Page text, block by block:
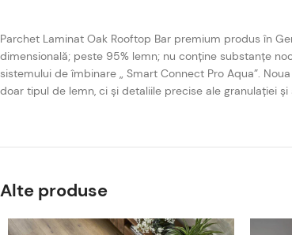
Parchet Laminat Oak Rooftop Bar premium produs în
dimensională; peste 95% lemn; nu conține substanțe
sistemului de îmbinare „ Smart Connect Pro Aqua”.
doar tipul de lemn, ci și detaliile precise ale granulației și
Alte produse